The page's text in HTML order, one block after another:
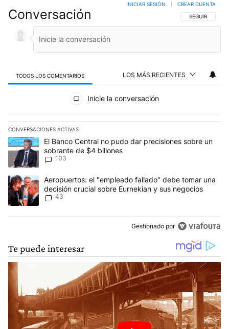
Conversación SIGA ESTA
SEGUIR
INICIAR SESIÓN CREAR CUENTA
TODOS LOS COMENTARIOS LOS MÁS RECIENTES
Inicie la conversación
CONVERSACIONES ACTIVAS
Este listado muestra los artículos con más comentarios en los
Un artículo de tendencia con el título "El Banco Central no pudo
El Banco Central no pudo dar precisiones sobre un
sobrante de $4 billones
103
Un artículo de tendencia con el título "Aeropuertos: el
Aeropuertos: el "empleado fallado" debe tomar una
decisión crucial sobre Eurnekian y sus negocios
43
Gestionado por